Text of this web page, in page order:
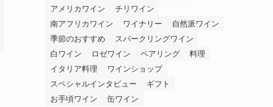
アメリカワイン
チリワイン
南アフリカワイン
ワイナリー
自然派ワイン
季節のおすすめ
スパークリングワイン
白ワイン
ロゼワイン ペアリング
料理
イタリア料理
ワインショップ
スペシャルインタビュー
ギフト
お手頃ワイン
缶ワイン